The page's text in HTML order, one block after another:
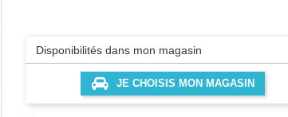
Disponibilités dans mon magasin
JE CHOISIS MON MAGASIN